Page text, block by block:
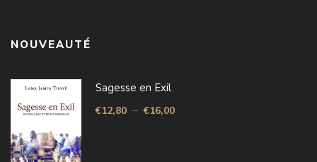
NOUVEAUTÉ
Sagesse en Exil
€12,80 – €16,00